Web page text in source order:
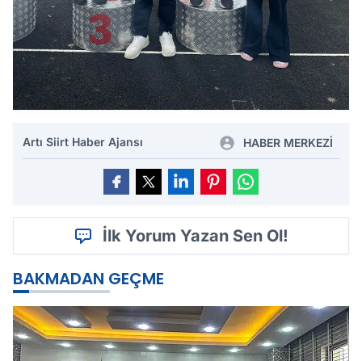
Artı Siirt Haber Ajansı HABER MERKEZİ
İlk Yorum Yazan Sen Ol!
BAKMADAN GEÇME